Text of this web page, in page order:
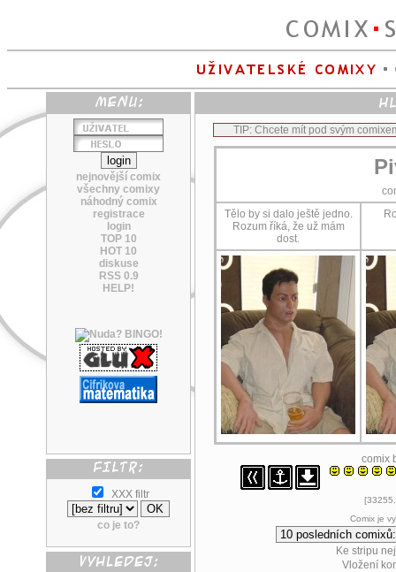
nejnovější comix
všechny comixy
náhodný comix
registrace
login
TOP 10
HOT 10
diskuse
RSS 0.9
HELP!
XXX filtr
co je to?
TIP: Chcete mít pod svým
Tělo by si dalo ještě jedno.
Rozum říká, že už mám
dost.
comix
Comix je
Ke stripu
Vložení